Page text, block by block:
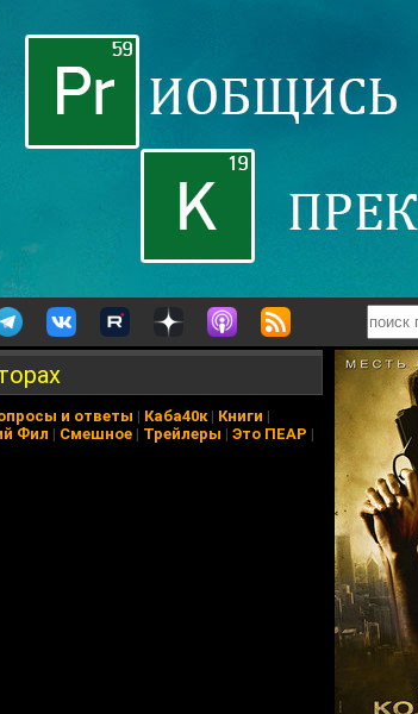
и ответы | Каба40к| Книги |
Фил | Смешное| Трейлеры | Это ПЕАР |